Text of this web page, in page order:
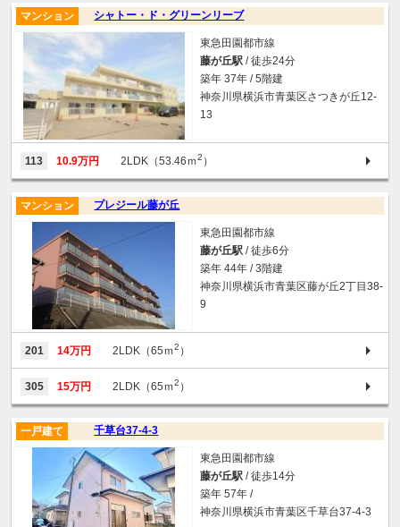
シャトー・ド・グリーンリーブ
マンション
東急田園都市線
藤が丘駅 / 徒歩24分
築年 37年 / 5階建
神奈川県横浜市青葉区さつきが丘12-
13
113 10.9万円 2LDK（53.46ｍ2 ）
プレジール藤が丘
マンション
東急田園都市線
藤が丘駅 / 徒歩6分
築年 44年 / 3階建
神奈川県横浜市青葉区藤が丘2丁目38-
9
201 14万円 2LDK（65ｍ2 ）
305 15万円 2LDK（65ｍ2 ）
千草台37-4-3
一戸建て
東急田園都市線
藤が丘駅 / 徒歩14分
築年 57年 /
神奈川県横浜市青葉区千草台37-4-3